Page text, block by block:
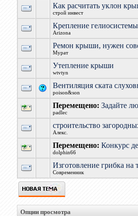
Как расчитать уклон
строй инвест
Крепление
Arizona
Ремон крыши, нужен
Мурат
Утепление крыши
wtvtyn
Вентиляция ската
poison&son
Перемещено: Задайте
padlec
строительство
Алекс.
Перемещено: Конкурс
dolphin66
Изготовление грибка на
Современник
Опции просмотра